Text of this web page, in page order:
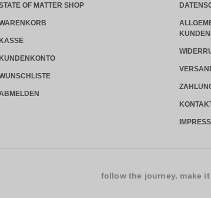
OF MATTER SHOP
KASSE
KUNDENKONTO
follow the journey. make it